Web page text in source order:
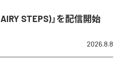
STEPS)」を配信開始
2026.8.8